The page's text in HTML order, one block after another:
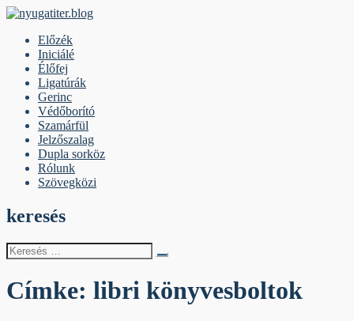
Skip
contentElőzék
Iniciálé
Élőfej
Ligatúrák
Gerinc
Védőborító
Szamárfül
Jelzőszalag
Dupla sorköz
Rólunk
Szövegközi
keresés
Keresés
erre:
Címke: libri könyvesboltok